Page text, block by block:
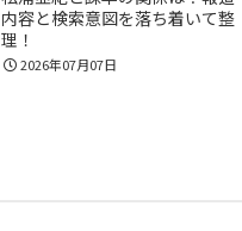
内容と検索意図を落ち着いて整
理！
2026年07月07日